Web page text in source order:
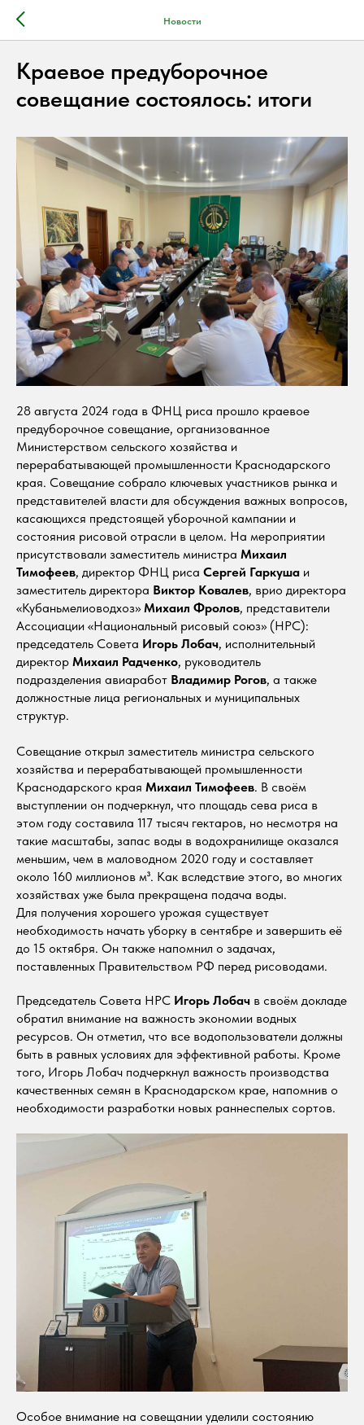
Новости
Краевое предуборочное
совещание состоялось: итоги
28 августа 2024 года в ФНЦ риса прошло краевое
предуборочное совещание, организованное
Министерством сельского хозяйства и
перерабатывающей промышленности Краснодарского
края. Совещание собрало ключевых участников рынка и
представителей власти для обсуждения важных вопросов,
касающихся предстоящей уборочной кампании и
состояния рисовой отрасли в целом. На мероприятии
присутствовали заместитель министра Михаил
Тимофеев, директор ФНЦ риса Сергей Гаркуша и
заместитель директора Виктор Ковалев, врио директора
«Кубаньмелиоводхоз»Михаил Фролов, представители
Ассоциации «Национальный рисовый союз» (НРС):
председатель Совета Игорь Лобач, исполнительный
директор Михаил Радченко, руководитель
подразделения авиаработ Владимир Рогов, а также
должностные лица региональных и муниципальных
структур.
Совещание открыл заместитель министра сельского
хозяйства и перерабатывающей промышленности
Краснодарского края Михаил Тимофеев. В своём
выступлении он подчеркнул, что площадь сева риса в
этом году составила 117 тысяч гектаров, но несмотря на
такие масштабы, запас воды в водохранилище оказался
меньшим, чем в маловодном 2020 году и составляет
около 160 миллионов м³. Как вследствие этого, во многих
хозяйствах уже была прекращена подача воды.
Для получения хорошего урожая существует
необходимость начать уборку в сентябре и завершить её
до 15 октября. Он также напомнил о задачах,
поставленных Правительством РФ перед рисоводами.
Председатель Совета НРС Игорь Лобач в своём докладе
обратил внимание на важность экономии водных
ресурсов. Он отметил, что все водопользователи должны
быть в равных условиях для эффективной работы. Кроме
того, Игорь Лобач подчеркнул важность производства
качественных семян в Краснодарском крае, напомнив о
необходимости разработки новых раннеспелых сортов.
Особое внимание на совещании уделили состоянию